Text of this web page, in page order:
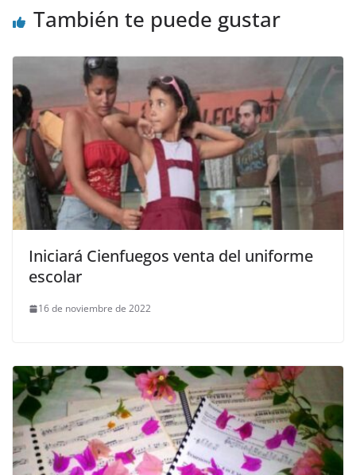
También te puede gustar
Iniciará Cienfuegos venta del uniforme
escolar
16 de noviembre de 2022